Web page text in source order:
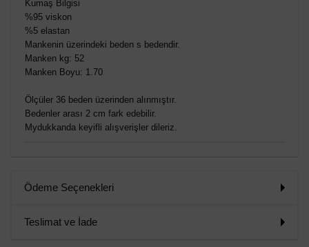
Kumaş Bilgisi
%95 viskon
%5 elastan
Mankenin üzerindeki beden s bedendir.
Manken kg: 52
Manken Boyu: 1.70
Ölçüler 36 beden üzerinden alınmıştır.
Bedenler arası 2 cm fark edebilir.
Mydukkanda keyifli alışverişler dileriz.
Ödeme Seçenekleri
Teslimat ve İade